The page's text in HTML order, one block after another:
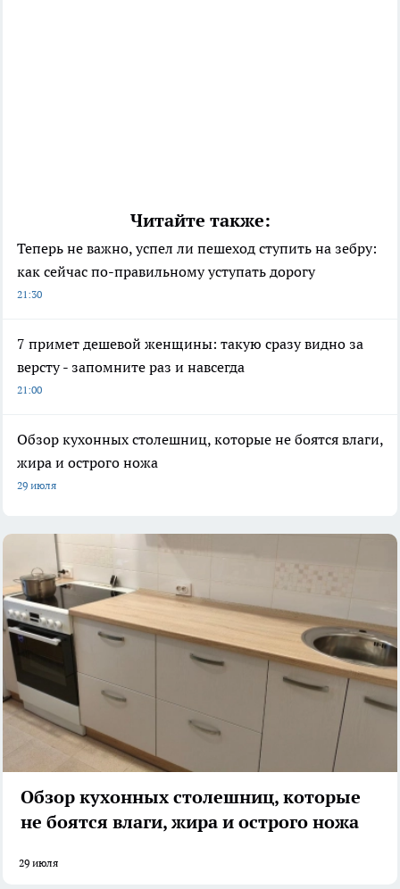
Читайте также:
Теперь не важно, успел ли пешеход ступить на зебру:
как сейчас по-правильному уступать дорогу
21:30
7 примет дешевой женщины: такую сразу видно за
версту - запомните раз и навсегда
21:00
Обзор кухонных столешниц, которые не боятся влаги,
жира и острого ножа
29 июля
Обзор кухонных столешниц, которые
не боятся влаги, жира и острого ножа
29 июля